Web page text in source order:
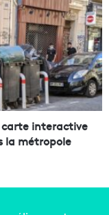
carte interactive
la métropole